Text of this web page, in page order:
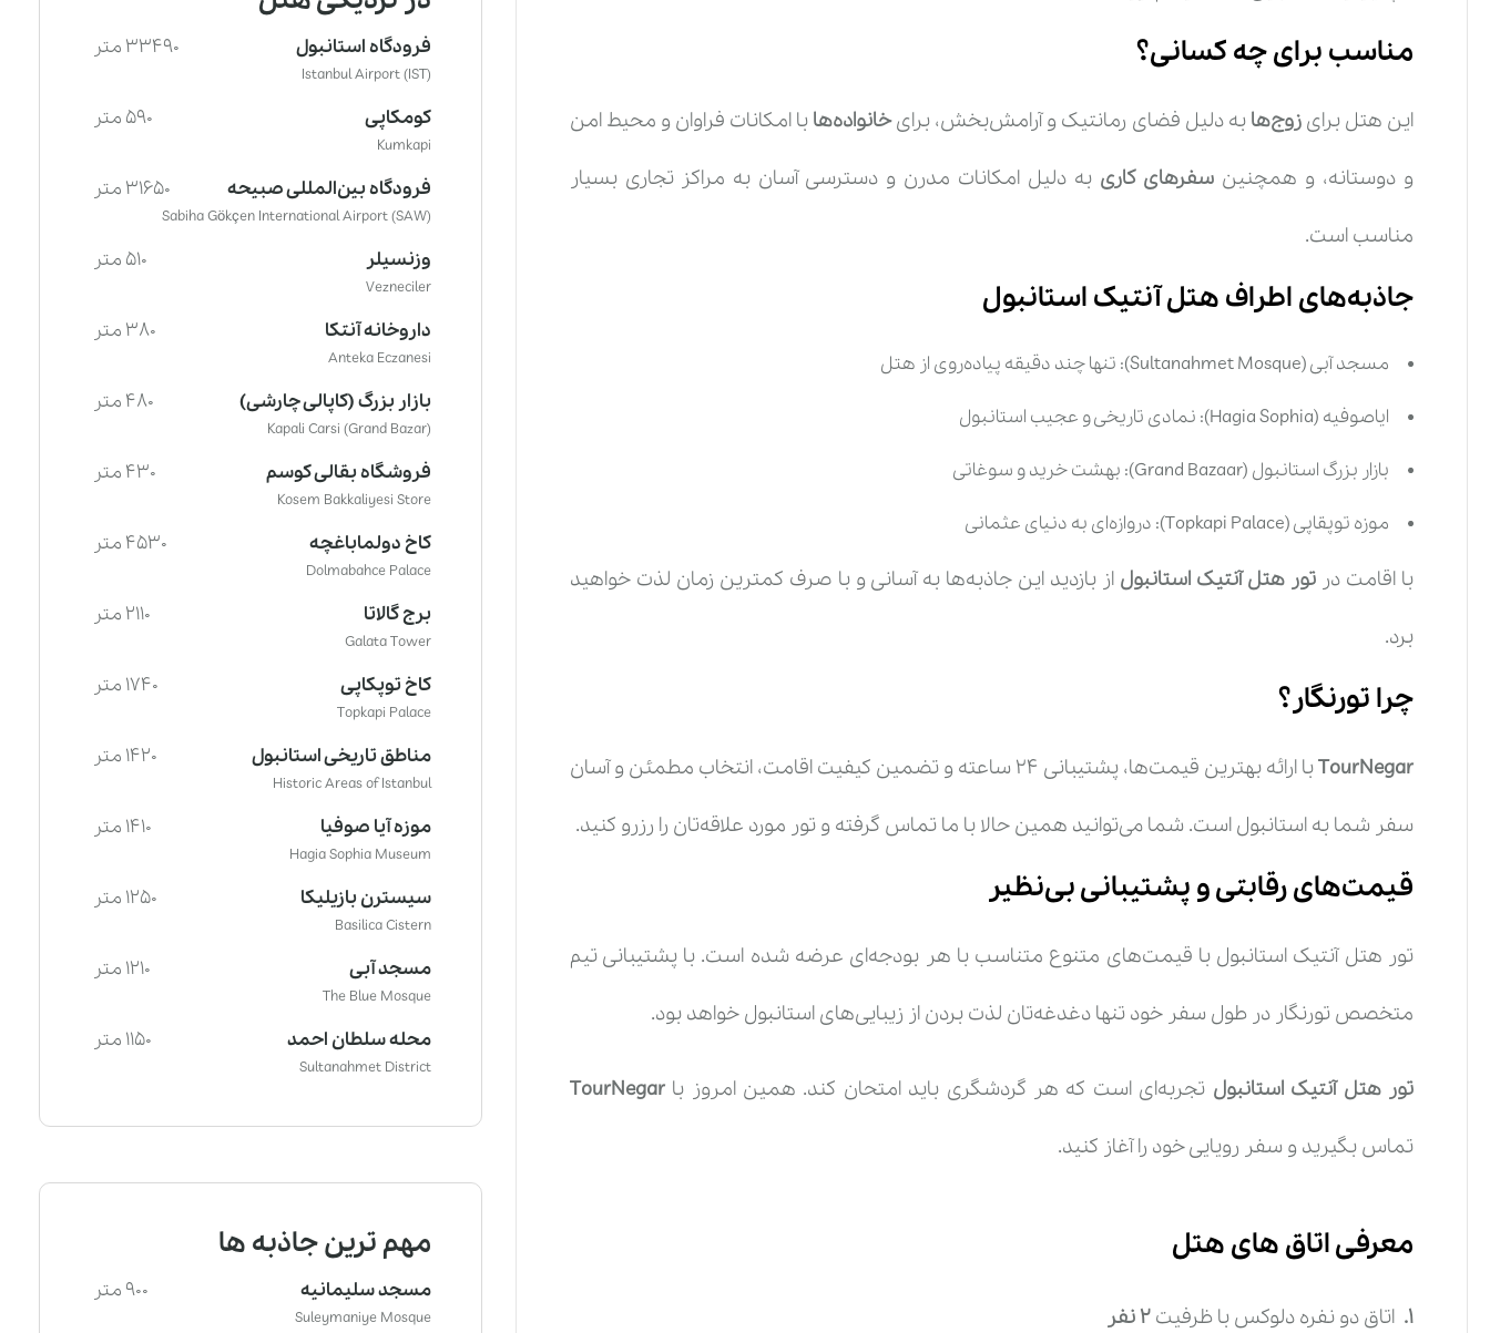
مناسب برای چه کسانی؟
این هتل برایزوج‌هابه دلیل فضای رمانتیک و آرامش‌بخش، برایخانواده‌هابا امکانات فراوان و محیط امن
و دوستانه، و همچنین سفرهای کاری به دلیل امکانات مدرن و دسترسی آسان به مراکز تجاری بسیار
مناسب است.
جاذبه‌های اطراف هتل آنتیک استانبول
مسجد آبی (Sultanahmet Mosque): تنها چند دقیقه پیاده‌روی از هتل
ایاصوفیه (Hagia Sophia): نمادی تاریخی و عجیب استانبول
بازار بزرگ استانبول (Grand Bazaar): بهشت خرید و سوغاتی
موزه توپقاپی (Topkapi Palace): دروازه‌ای به دنیای عثمانی
با اقامت درتور هتل آنتیک استانبول از بازدید این جاذبه‌ها به آسانی و با صرف کمترین زمان لذت خواهید
برد.
چرا تورنگار؟
TourNegar
با ارائه بهترین قیمت‌ها، پشتیبانی ۲۴ ساعته و تضمین کیفیت اقامت، انتخاب مطمئن و آسان
سفر شما به استانبول است. شما می‌توانید همین حالا با ما تماس گرفته و تور مورد علاقه‌تان را رزرو کنید.
قیمت‌های رقابتی و پشتیبانی بی‌نظیر
تور هتل آنتیک استانبول با قیمت‌های متنوع متناسب با هر بودجه‌ای عرضه شده است. با پشتیبانی تیم
متخصص تورنگار در طول سفر خود تنها دغدغه‌تان لذت بردن از زیبایی‌های استانبول خواهد بود.
تور هتل آنتیک استانبول تجربه‌ای است که هر گردشگری باید امتحان کند. همین امروز باTourNegar
تماس بگیرید و سفر رویایی خود را آغاز کنید.
معرفی اتاق های هتل
1. اتاق دو نفره دلوکسبا ظرفیت2نفر
فرودگاه استانبول 33490 متر
Istanbul Airport (IST)
کومکاپی 590 متر
Kumkapi
فرودگاه بین‌المللی صبیحه 31650 متر
Sabiha Gökçen International Airport (SAW)
وزنسیلر 510 متر
Vezneciler
داروخانه آنتکا 380 متر
Anteka Eczanesi
بازار بزرگ (کاپالی چارشی) 480 متر
Kapali Carsi (Grand Bazar)
فروشگاه بقالی کوسم 430 متر
Kosem Bakkaliyesi Store
کاخ دولماباغچه 4530 متر
Dolmabahce Palace
برج گالاتا 2110 متر
Galata Tower
کاخ توپکاپی 1740 متر
Topkapi Palace
مناطق تاریخی استانبول 1420 متر
Historic Areas of Istanbul
موزه آیا صوفیا 1410 متر
Hagia Sophia Museum
سیسترن بازیلیکا 1250 متر
Basilica Cistern
مسجد آبی 1210 متر
The Blue Mosque
محله سلطان احمد 1150 متر
Sultanahmet District
مهم ترین جاذبه ها
مسجد سلیمانیه 900 متر
Suleymaniye Mosque